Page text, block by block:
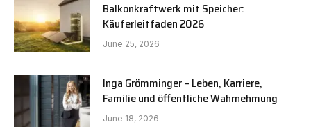
Balkonkraftwerk mit Speicher:
Käuferleitfaden 2026
June 25, 2026
Inga Grömminger – Leben, Karriere,
Familie und öffentliche Wahrnehmung
June 18, 2026